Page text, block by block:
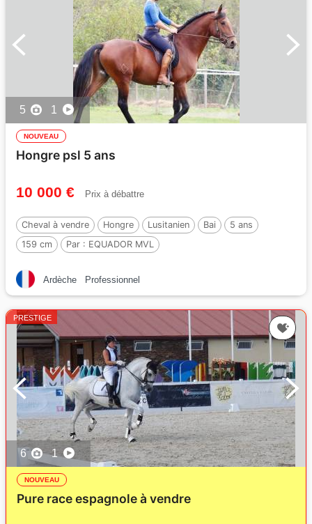
5 1
NOUVEAU
Hongre psl 5 ans
10 000 € Prix à débattre
Cheval à vendre Hongre Lusitanien Bai
5 ans
159 cm
Par : EQUADOR MVL
Ardèche Professionnel
PRESTIGE
6 1
NOUVEAU
Pure race espagnole à vendre